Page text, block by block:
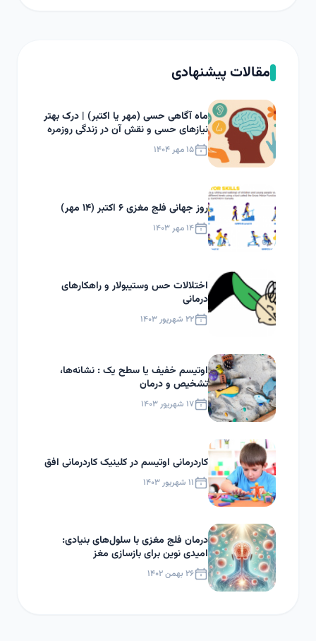
مقالات پیشنهادی
ماه آگاهی حسی (مهر یا اکتبر) | درک بهتر
نیازهای حسی و نقش آن در زندگی روزمره
۱۵ مهر ۱۴۰۴
روز جهانی فلج مغزی ۶ اکتبر (۱۴ مهر)
۱۴ مهر ۱۴۰۳
اختلالات حس وستیبولار و راهکارهای
درمانی
۲۲ شهریور ۱۴۰۳
اوتیسم خفیف یا سطح یک : نشانه‌ها،
تشخیص و درمان
۱۷ شهریور ۱۴۰۳
کاردرمانی اوتیسم در کلینیک کاردرمانی افق
۱۱ شهریور ۱۴۰۳
درمان فلج مغزی با سلول‌های بنیادی:
امیدی نوین برای بازسازی مغز
۲۶ بهمن ۱۴۰۲